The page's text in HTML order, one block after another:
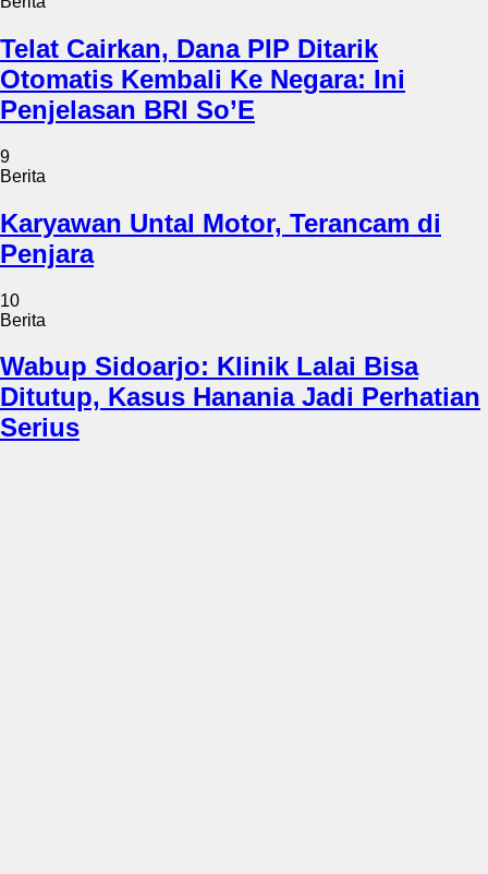
Telat Cairkan, Dana PIP Ditarik
Otomatis Kembali Ke Negara: Ini
Penjelasan BRI So’E
9
Berita
Karyawan Untal Motor, Terancam di
Penjara
10
Berita
Wabup Sidoarjo: Klinik Lalai Bisa
Ditutup, Kasus Hanania Jadi Perhatian
Serius